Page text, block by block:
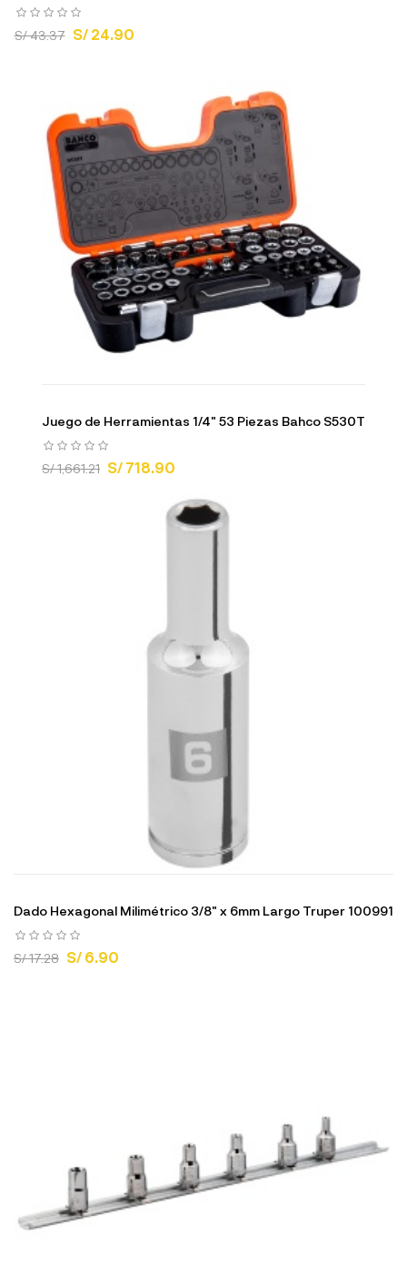
S/ 43.37 S/ 24.90
Juego de Herramientas 1/4" 53 Piezas Bahco S530T
S/ 1,661.21 S/ 718.90
Dado Hexagonal Milimétrico 3/8" x 6mm Largo Truper 100991
S/ 17.28 S/ 6.90